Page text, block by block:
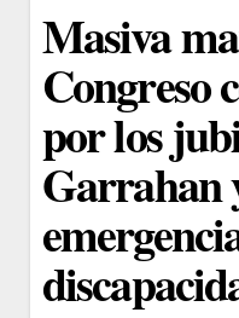
Masiva
Congreso
por los
Garrahan